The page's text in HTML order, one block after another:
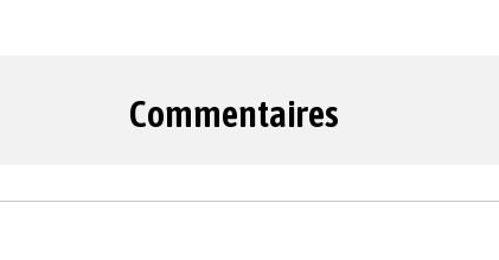
Commentaires